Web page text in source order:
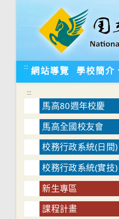
::: 網站導覽 學校簡介
:::
馬高80週年校慶
馬高全國校友會
校務行政系統(日間)
校務行政系統(實技)
新生專區
課程計畫